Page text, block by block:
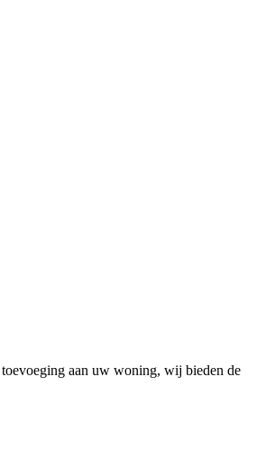
aan uw woning, wij bieden de